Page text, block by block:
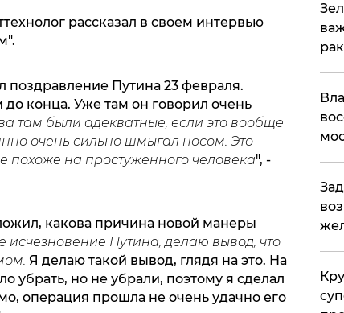
рассказал в своем интервью
поздравление Путина 23 февраля.
конца. Уже там он говорил очень
там были адекватные, если это вообще
очень сильно шмыгал носом. Это
похоже на простуженного человека", -
какова причина новой манеры
исчезновение Путина, делаю вывод, что
Я делаю такой вывод, глядя на это. На
но не убрали, поэтому я сделал
операция прошла не очень удачно его